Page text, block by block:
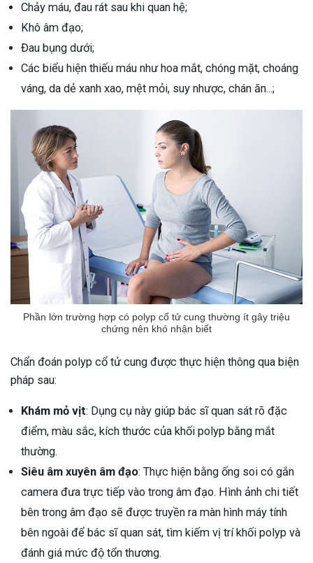
Chảy máu, đau rát sau khi quan hệ;
Khô âm đạo;
Đau bụng dưới;
Các biểu hiện thiếu máu như hoa mắt, chóng mặt, choáng
váng, da dẻ xanh xao, mệt mỏi, suy nhược, chán ăn...;
Phần lớn trường hợp có polyp cổ tử cung thường ít gây triệu
chứng nên khó nhận biết
Chẩn đoán polyp cổ tử cung được thực hiện thông qua biện
pháp sau:
Khám mỏ vịt: Dụng cụ này giúp bác sĩ quan sát rõ đặc
điểm, màu sắc, kích thước của khối polyp bằng mắt
thường.
Siêu âm xuyên âm đạo: Thực hiện bằng ống soi có gắn
camera đưa trực tiếp vào trong âm đạo. Hình ảnh chi tiết
bên trong âm đạo sẽ được truyền ra màn hình máy tính
bên ngoài để bác sĩ quan sát, tìm kiếm vị trí khối polyp và
đánh giá mức độ tổn thương.